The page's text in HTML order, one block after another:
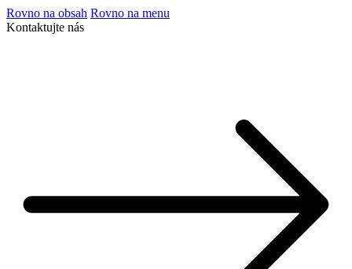
Rovno na obsah Rovno na menu
Kontaktujte nás